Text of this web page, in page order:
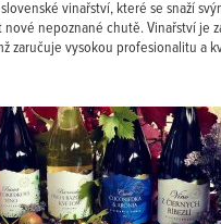
vinařství, které se snaží
nové nepoznané chutě. Vinařství je
zaručuje vysokou profesionalitu a